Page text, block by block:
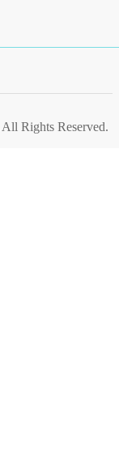
All Rights Reserved.